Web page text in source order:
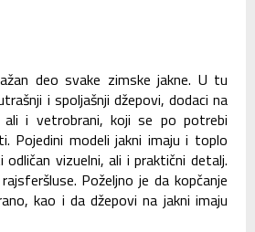
deo svake zimske jakne. U tu
i spoljašnji džepovi, dodaci na
ali i vetrobrani, koji se po potrebi
Pojedini modeli jakni imaju i toplo
vizuelni, ali i praktični detalj.
Poželjno je da kopčanje
kao i da džepovi na jakni imaju